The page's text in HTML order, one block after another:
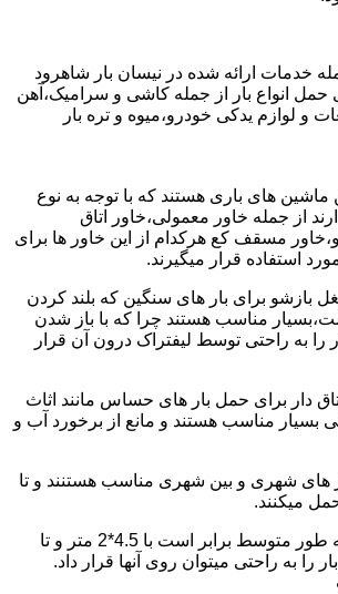
خدمات ارائه شده در نیسان بار شاهرود
حمل انواع بار از جمله کاشی و سرامیک،آهن
و لوازم یدکی خودرو،میوه و تره بار
ماشین های باری هستند که با توجه به نوع
از جمله خاور معمولی،خاور اتاق
مسقف کع هرکدام از این خاور ها برای
استفاده قرار میگیرند.
بازشو برای بار های سنگین که بلند کردن
مناسب هستند چرا که با باز شدن
را به راحتی توسط لیفتراک درون آن قرار
دار برای حمل بار های حساس مانند اثاث
بسیار مناسب هستند و مانع از برخورد آب و
های شهری و بین شهری مناسب هستنند و تا
ابعاد بارگیر خاور ها به طور متوسط برابر است با 4.5*2 متر و تا